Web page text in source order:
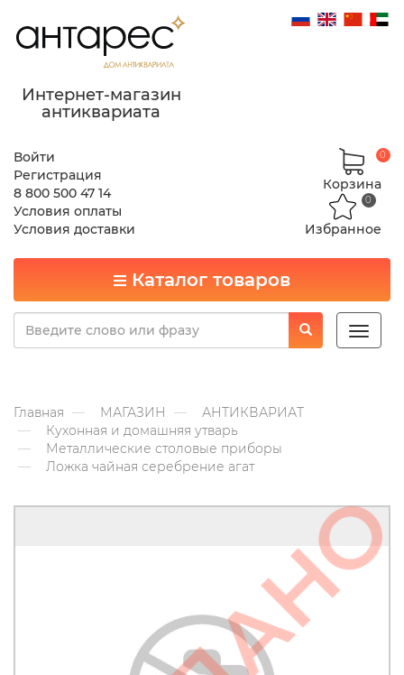
Интернет-магазин
антиквариата
Войти
Регистрация
8 800 500 47 14
Условия оплаты
Условия доставки
Корзина
0
Избранное
0
Каталог товаров
Toggle
Главная МАГАЗИН
АНТИКВАРИАТ
Кухонная и домашняя утварь
Металлические столовые приборы
Ложка чайная серебрение агат